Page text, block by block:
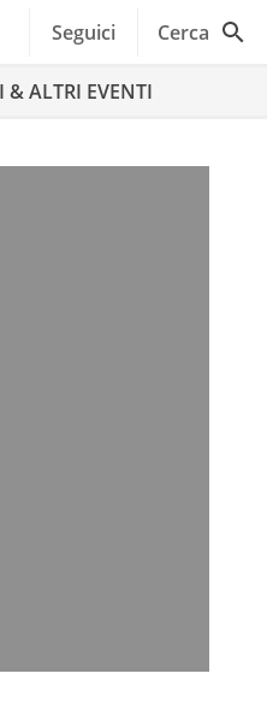
Seguici Cerca
ALTRI EVENTI